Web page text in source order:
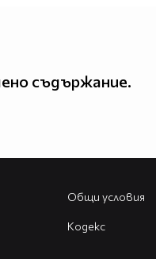
съдържание.
Общи условия
Кодекс